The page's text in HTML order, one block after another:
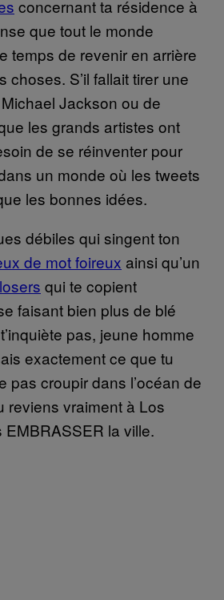
concernant ta résidence à
que tout le monde
temps de revenir en arrière
choses. S’il fallait tirer une
Jackson ou de
les grands artistes ont
de se réinventer pour
un monde où les tweets
les bonnes idées.
débiles qui singent ton
de mot foireux ainsi qu’un
qui te copient
faisant bien plus de blé
pas, jeune homme
exactement ce que tu
pas croupir dans l’océan de
reviens vraiment à Los
EMBRASSER la ville.